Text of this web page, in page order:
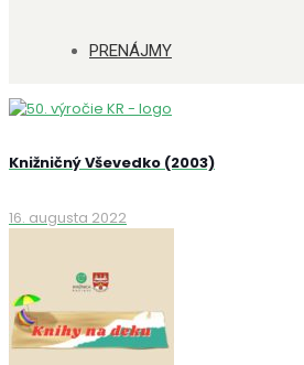
PRENÁJMY
Knižničný Vševedko (2003)
16. augusta 2022